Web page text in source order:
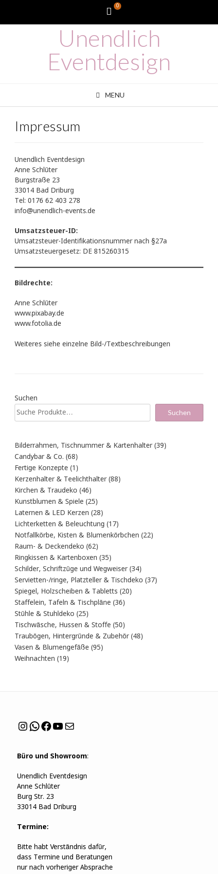
content
Unendlich
Eventdesign
MENU
Impressum
Unendlich Eventdesign
Anne Schlüter
Burgstraße 23
33014 Bad Driburg
Tel: 0176 62 403 278
info@unendlich-events.de
Umsatzsteuer-ID:
Umsatzsteuer-Identifikationsnummer nach §27a
Umsatzsteuergesetz: DE 815260315
Bildrechte:
Anne Schlüter
www.pixabay.de
www.fotolia.de
Weiteres siehe einzelne Bild-/Textbeschreibungen
Suchen
Suchen
Bilderrahmen, Tischnummer & Kartenhalter 3939
Candybar & Co. 6868
Produkte
Fertige Konzepte 1 1
Produkt
Kerzenhalter & Teelichthalter 8888
Kirchen & Traudeko 4646
Produkte
Kunstblumen & Spiele 2525
Produkte
Laternen & LED Kerzen 2828
Produkte
Lichterketten & Beleuchtung 1717
Produkte
Notfallkörbe, Kisten & Blumenkörbchen 2222
Raum- & Deckendeko 6262
Produkte
Ringkissen & Kartenboxen 3535
Produkte
Schilder, Schriftzüge und Wegweiser 3434
Produkte
Servietten-/ringe, Platzteller & Tischdeko 3737
Spiegel, Holzscheiben & Tabletts 2020
Staffelein, Tafeln & Tischpläne 3636
Stühle & Stuhldeko 2525
Produkte
Tischwäsche, Hussen & Stoffe 5050
Produkte
Traubögen, Hintergründe & Zubehör 4848
Vasen & Blumengefäße 9595
Weihnachten 1919
Instagram
WhatsApp
Facebook
YouTube
Mail
Büro und Showroom:
Unendlich Eventdesign
Anne Schlüter
Burg Str. 23
33014 Bad Driburg
Termine:
Bitte habt Verständnis dafür,
dass Termine und Beratungen
nur nach vorheriger Absprache
0
WooCommerce
Cart